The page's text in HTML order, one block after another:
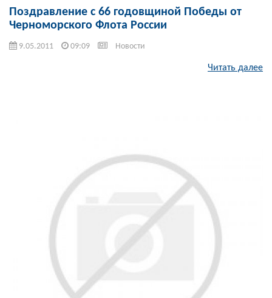
Поздравление с 66 годовщиной Победы от
Черноморского Флота России
9.05.2011 09:09 Новости
Читать далее